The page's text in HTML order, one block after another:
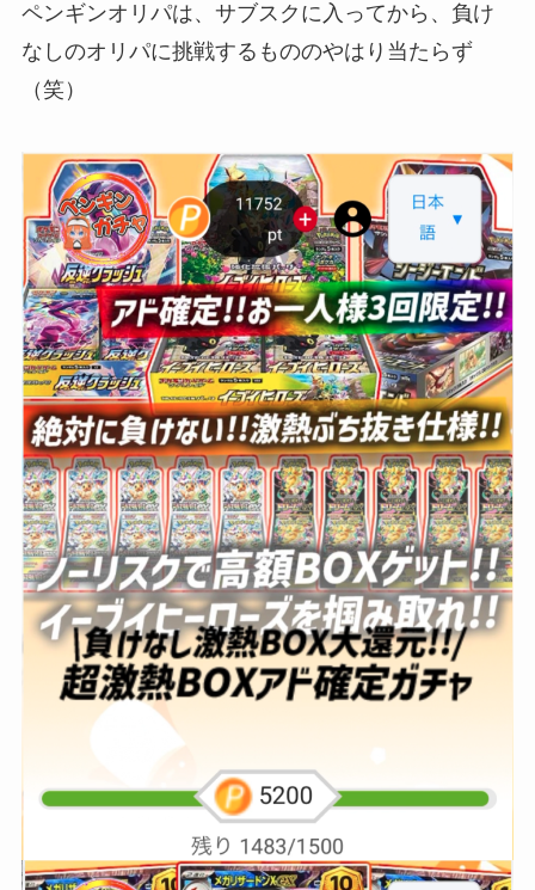
ペンギンオリパは、サブスクに入ってから、負け
なしのオリパに挑戦するもののやはり当たらず
（笑）